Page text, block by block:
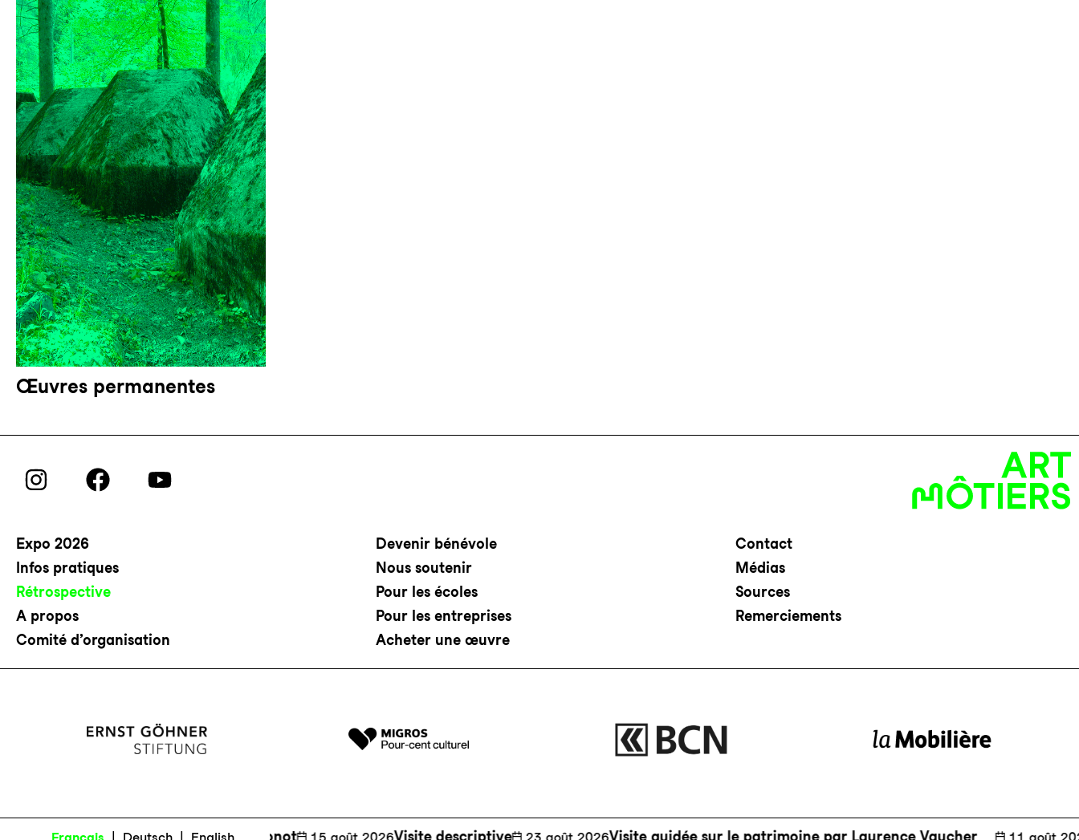
Œuvres permanentes
Expo 2026
Infos pratiques
Rétrospective
A propos
Comité d’organisation
Devenir bénévole
Nous soutenir
Pour les écoles
Pour les entreprises
Acheter une œuvre
Contact
Médias
Sources
Remerciements
artistique de Julie Monot Visite descriptive Visite guidée sur le patrimoine par Laurence Vaucher